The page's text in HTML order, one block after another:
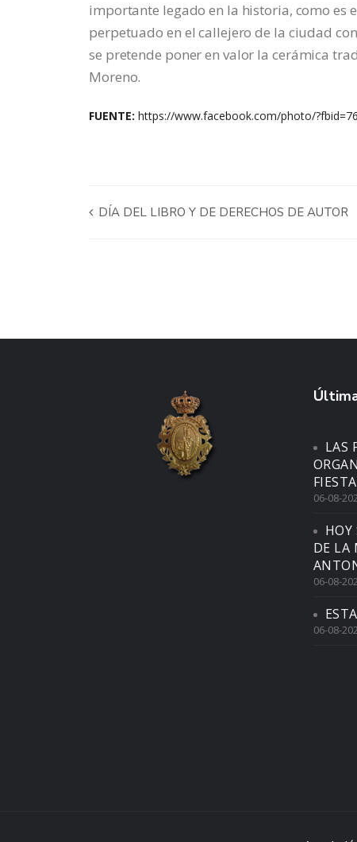
importante legado en la historia, como es
perpetuado en el callejero de la ciudad
se pretende poner en valor la cerámica
Moreno.
FUENTE: https://www.facebook.com/photo/
DÍA DEL LIBRO Y DE DERECHOS DE AUTOR
LAS
06-08-
DE LA
06-08-
06-08-